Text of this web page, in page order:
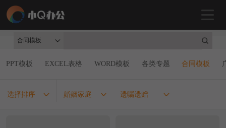
合同模板
PPT模板 EXCEL表格 WORD模板 各类专题 合同模板
选择排序 婚姻家庭 遗嘱遗赠